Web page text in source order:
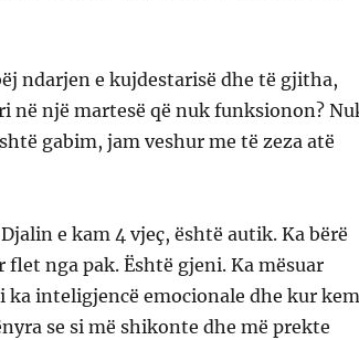
ndarjen e kujdestarisë dhe të gjitha,
në një martesë që nuk funksionon?
gabim, jam veshur me të zeza atë
e kam 4 vjeç, është autik. Ka bërë
nga pak. Është gjeni. Ka mësuar
ka inteligjencë emocionale dhe kur
se si më shikonte dhe më prekte